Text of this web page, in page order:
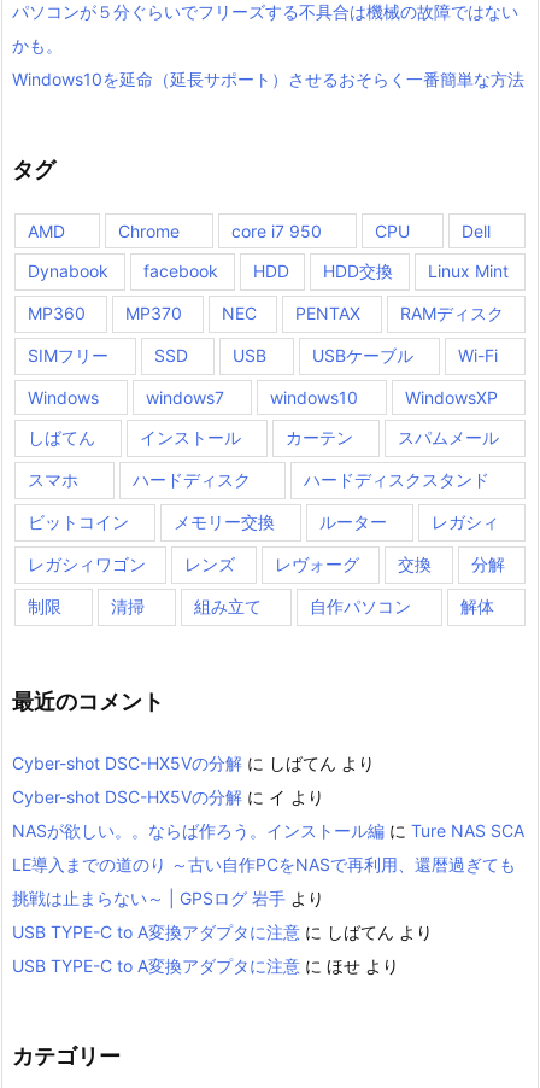
パソコンが５分ぐらいでフリーズする不具合は機械の故障ではない
かも。
Windows10を延命（延長サポート）させるおそらく一番簡単な方法
タグ
AMD Chrome core i7 950 CPU
Dell
Dynabook
facebook HDD HDD交換 Linux Mint
MP360 MP370 NEC PENTAX RAMディスク
SIMフリー SSD USB USBケーブル Wi-Fi
Windows windows7 windows10
WindowsXP
しばてん
インストール カーテン スパムメール
スマホ ハードディスク ハードディスクスタンド
ビットコイン メモリー交換 ルーター レガシィ
レガシィワゴン レンズ レヴォーグ 交換 分解
制限 清掃 組み立て 自作パソコン 解体
最近のコメント
Cyber-shot DSC-HX5Vの分解 に しばてん より
Cyber-shot DSC-HX5Vの分解 に イ より
NASが欲しい。。ならば作ろう。インストール編 に Ture NAS SCA
LE導入までの道のり ～古い自作PCをNASで再利用、還暦過ぎても
挑戦は止まらない～ | GPSログ 岩手 より
USB TYPE-C to A変換アダプタに注意 に しばてん より
USB TYPE-C to A変換アダプタに注意 に ほせ より
カテゴリー